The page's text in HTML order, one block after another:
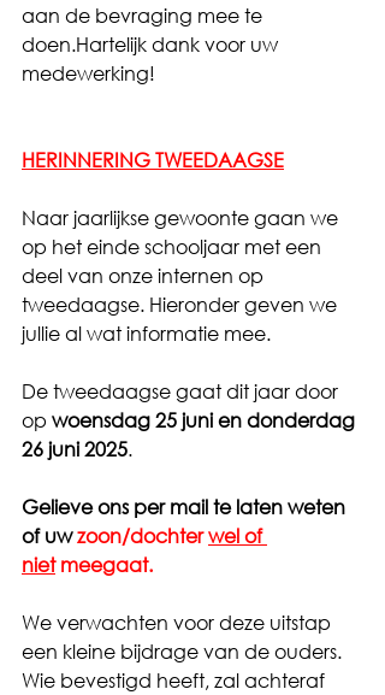
aan de bevraging mee te
doen.Hartelijk dank voor uw
medewerking!
HERINNERING TWEEDAAGSE
Naar jaarlijkse gewoonte gaan we
op het einde schooljaar met een
deel van onze internen op
tweedaagse. Hieronder geven we
jullie al wat informatie mee.
De tweedaagse gaat dit jaar door
op woensdag 25 juni en donderdag
26 juni 2025.
Gelieve ons per mail te laten weten
of uw zoon/dochter wel of
niet meegaat.
We verwachten voor deze uitstap
een kleine bijdrage van de ouders.
Wie bevestigd heeft, zal achteraf